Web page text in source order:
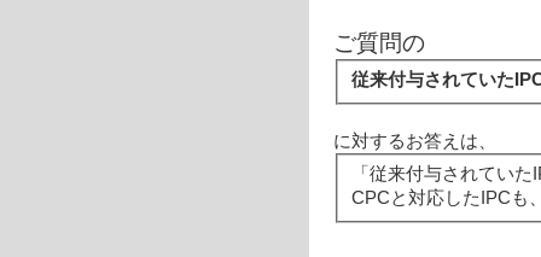
ご質問の
従来付与されていた
に対するお答えは、
「従来付与されてい
CPCと対応したIPCも